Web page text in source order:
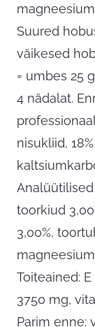
Suured
väikesed
= umbes 25
4 nädalat.
nisukliid,
toorkiud
3,00%,
Toiteained:
3750 mg,
Parim enne: